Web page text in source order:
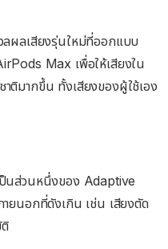
ลผลเสียงรุ่นใหม่ที่ออกแบบ
Max เพื่อให้เสียงใน
ติมากขึ้น ทั้งเสียงของผู้ใช้เอง
นส่วนหนึ่งของ Adaptive
ายนอกที่ดังเกิน เช่น เสียงตัด